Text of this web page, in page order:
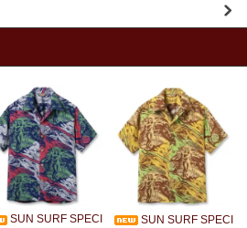
SUN SURF SPECI
SUN SURF SPECI